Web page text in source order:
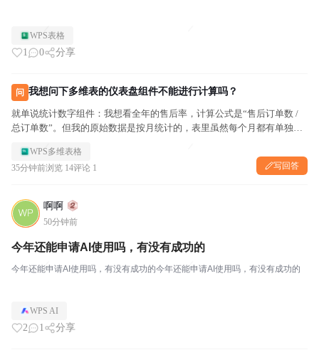
WPS表格
1 0 分享
问 我想问下多维表的仪表盘组件不能进行计算吗？
就单说统计数字组件：我想看全年的售后率，计算公式是“售后订单数 /
总订单数”。但我的原始数据是按月统计的，表里虽然每个月都有单独的
没办法直接算出全年的售后率。 我也想过单独建一张全年售后率的...
WPS多维表格
35分钟前浏览 14评论 1 写回答
啊啊
50分钟前
今年还能申请AI使用吗，有没有成功的
今年还能申请AI使用吗，有没有成功的今年还能申请AI使用吗，有没有成功的
WPS AI
2 1 分享